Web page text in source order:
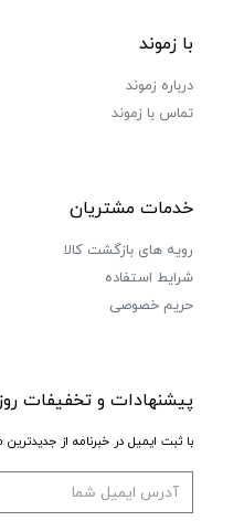
با زموند
درباره زموند
تماس با زموند
خدمات مشتریان
رویه های بازگشت کالا
شرایط استفاده
حریم خصوصی
پیشنهادات و تخفیفات
با ثبت ایمیل در خبرنامه از